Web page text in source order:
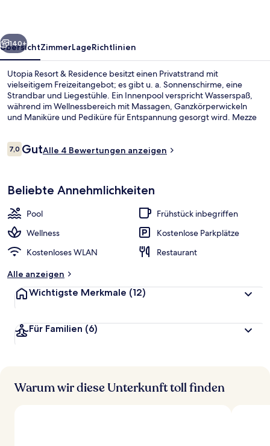
Weiter
140+
ÜbersichtZimmerLageRichtlinien
Utopia Resort & Residence besitzt einen Privatstrand mit
vielseitigem Freizeitangebot; es gibt u. a. Sonnenschirme, eine
Strandbar und Liegestühle. Ein Innenpool verspricht Wasserspaß,
während im Wellnessbereich mit Massagen, Ganzkörperwickeln
und Maniküre und Pediküre für Entspannung gesorgt wird. Mezze
wie ein kostenloser Kinderclub, eine Poolbar und
Bewertungen
7,07,0 von 10.
GutAlle 4 Bewertungen anzeigen
Beliebte Annehmlichkeiten
Pool
Frühstück inbegriffen
Wellness
Kostenlose Parkplätze
Kostenloses WLAN
Restaurant
Alle anzeigen
Wichtigste Merkmale (12)
Für Familien (6)
Warum wir diese Unterkunft toll finden